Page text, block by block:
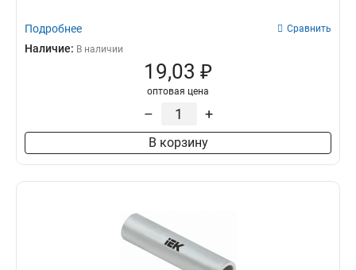
Подробнее Сравнить
Наличие: В наличии
19,03 ₽
оптовая цена
– +
В корзину